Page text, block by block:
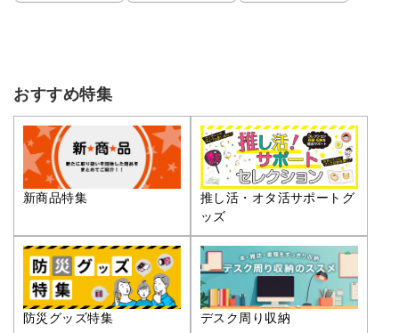
おすすめ特集
新商品特集
推し活・オタ活サポートグ
ッズ
防災グッズ特集 デスク周り収納